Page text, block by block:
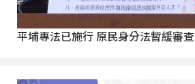
平埔專法已施行 原民身分法暫緩審查